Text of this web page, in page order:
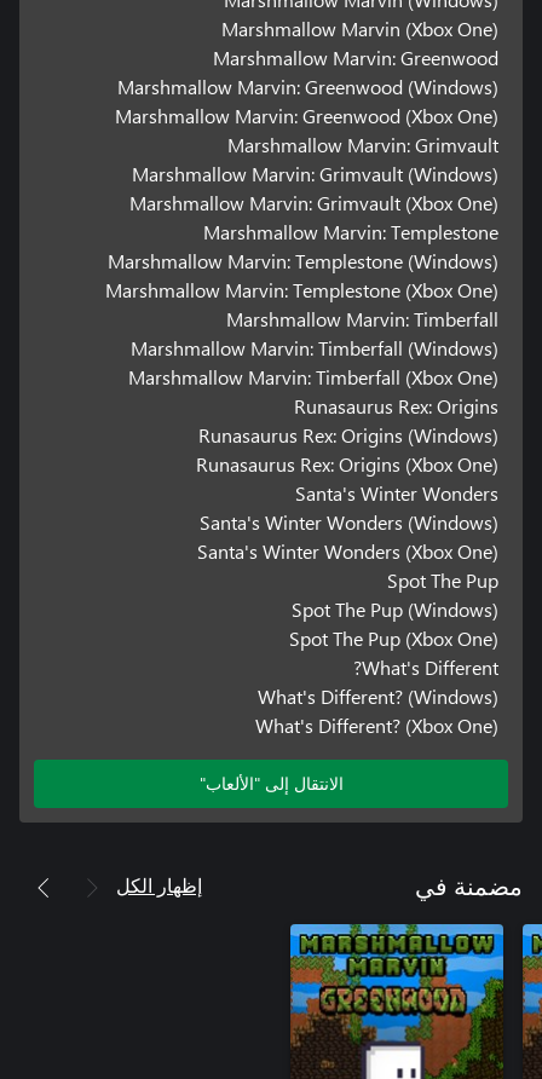
Marshmallow Marvin (Xbox One)
Marshmallow Marvin: Greenwood
Marshmallow Marvin: Greenwood (Windows)
Marshmallow Marvin: Greenwood (Xbox One)
Marshmallow Marvin: Grimvault
Marshmallow Marvin: Grimvault (Windows)
Marshmallow Marvin: Grimvault (Xbox One)
Marshmallow Marvin: Templestone
Marshmallow Marvin: Templestone (Windows)
Marshmallow Marvin: Templestone (Xbox One)
Marshmallow Marvin: Timberfall
Marshmallow Marvin: Timberfall (Windows)
Marshmallow Marvin: Timberfall (Xbox One)
Runasaurus Rex: Origins
Runasaurus Rex: Origins (Windows)
Runasaurus Rex: Origins (Xbox One)
Santa's Winter Wonders
Santa's Winter Wonders (Windows)
Santa's Winter Wonders (Xbox One)
Spot The Pup
Spot The Pup (Windows)
Spot The Pup (Xbox One)
What's Different?
What's Different? (Windows)
What's Different? (Xbox One)
الانتقال إلى "الألعاب"
مضمنة في إظهار الكل